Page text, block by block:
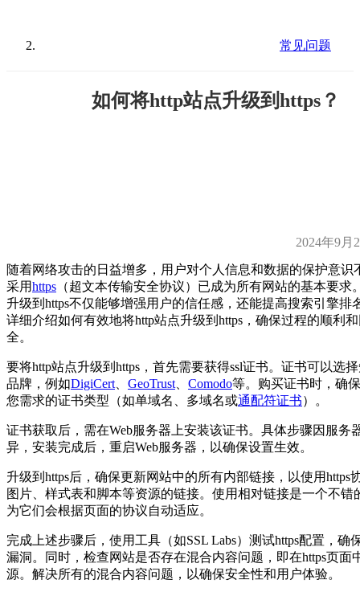
常见问题
如何将http站点升级到https？
2024年9月
随着网络攻击的日益增多，用户对个人信息和数据的保护意识
采用https （超文本传输安全协议）已成为所有网站的基本要求
升级到https不仅能够增强用户的信任感，还能提高搜索引擎排
详细介绍如何有效地将http站点升级到https，确保过程的顺利
全。
要将http站点升级到https，首先需要获得ssl证书。证书可以选
品牌，例如DigiCert GeoTrust Comodo等。购买证书时，确
您需求的证书类型（如单域名、多域名或通配符证书）。
证书获取后，需在Web服务器上安装该证书。具体步骤因服务
异，安装完成后，重启Web服务器，以确保设置生效。
升级到https后，确保更新网站中的所有内部链接，以使用https
图片、样式表和脚本等资源的链接。使用相对链接是一个不错
为它们会根据页面的协议自动适应。
完成上述步骤后，使用工具（如SSL Labs）测试https配置，确
漏洞。同时，检查网站是否存在混合内容问题，即在https页面
源。解决所有的混合内容问题，以确保安全性和用户体验。